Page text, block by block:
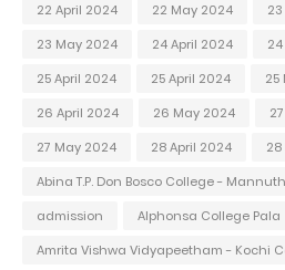
22 April 2024
22 May 2024
23 May 2024
24 April 2024
25 April 2024
25 April 2024
25
26 April 2024
26 May 2024
27 May 2024
28 April 2024
Abina T.P. Don Bosco College -
admission
Alphonsa College Pala
Amrita Vishwa Vidyapeetham - Kochi